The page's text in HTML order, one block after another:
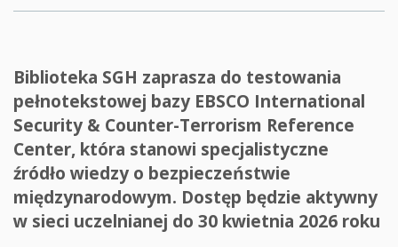
Biblioteka SGH zaprasza do testowania
pełnotekstowej bazy EBSCO International
Security & Counter-Terrorism Reference
Center, która stanowi specjalistyczne
źródło wiedzy o bezpieczeństwie
międzynarodowym. Dostęp będzie aktywny
w sieci uczelnianej do 30 kwietnia 2026 roku